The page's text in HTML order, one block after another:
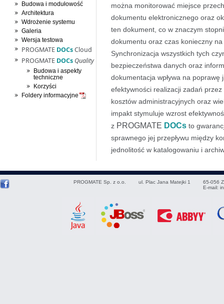
Budowa i modułowość
Architektura
Wdrożenie systemu
Galeria
Wersja testowa
PROGMATE DOCsCloud
PROGMATE DOCs Quality
Budowa i aspekty
techniczne
Korzyści
Foldery informacyjne
można monitorować miejsce
dokumentu elektronicznego oraz
ten dokument, co w znaczym
dokumentu oraz czas konieczny
Synchronizacja wszystkich tych
bezpieczeństwa danych oraz
dokumentacja wpływa na poprawę
efektywności realizacji zadań
kosztów administracyjnych oraz
impakt stymuluje wzrost
z PROGMATE DOCs to
sprawnego jej przepływu między
jednolitość w katalogowaniu i
PROGMATE Sp. z o.o. ul. Plac Jana Matejki 1 65-056
E-mail: